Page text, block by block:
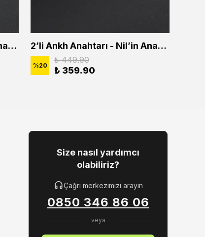
2'li Ankh Anahtarı - Nil'in Anahtarı Erkek Kadın Kolye Seti 2’li Ankh Anahtarı - Nil’in Anahtarı Erkek Kadın Kolye Seti
%20
₺ 449.90
₺ 359.90
Size nasıl yardımcı
olabiliriz?
Çağrı merkezimizi arayın
0850 346 86 06